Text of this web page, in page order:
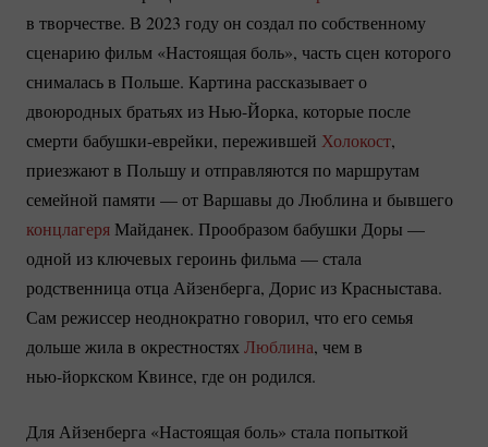
в творчестве. В 2023 году он создал по собственному
сценарию фильм «Настоящая боль», часть сцен которого
снималась в Польше. Картина рассказывает о
двоюродных братьях из Нью-Йорка, которые после
смерти бабушки-еврейки, пережившей Холокост,
приезжают в Польшу и отправляются по маршрутам
семейной памяти — от Варшавы до Люблина и бывшего
концлагеря Майданек. Прообразом бабушки Доры —
одной из ключевых героинь фильма — стала
родственница отца Айзенберга, Дорис из Красныстава.
Сам режиссер неоднократно говорил, что его семья
дольше жила в окрестностях Люблина, чем в
нью-йоркском Квинсе, где он родился.
Для Айзенберга «Настоящая боль» стала попыткой